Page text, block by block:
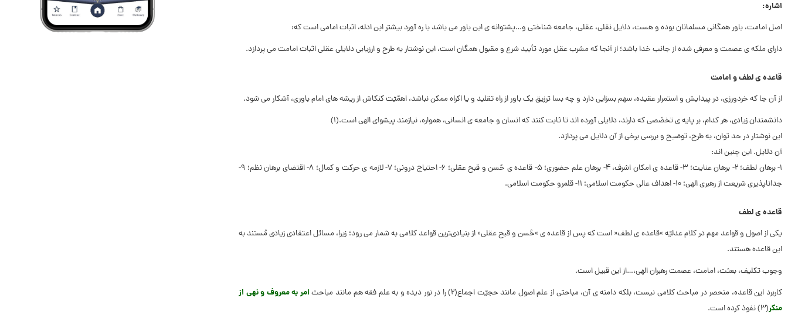
اشاره:
اصل امامت، باور همگانى مسلمانان بوده و هست، دلایل نقلى، عقلى، جامعه شناختى و…پشتوانه ‏ى این باور مى ‏باشد با ره آورد بیشتر این ادله، اثبات امامى است که:
داراى ملکه‏ ى عصمت و معرفى شده از جانب خدا باشد؛ از آنجا که مشرب عقل مورد تأیید شرع و مقبول همگان است، این نوشتار به طرح و ارزیابى دلایلى عقلى اثبات امامت مى ‏پردازد.
قاعده‏ ى لطف و امامت
از آن جا که خردورزى، در پیدایش و استمرار عقیده، سهم بسزایى دارد و چه بسا ترزیق یک باور از راه تقلید و یا اکراه ممکن نباشد، اهمّیّت کنکاش از ریشه ‏هاى امام باورى، آشکار مى ‏شود.
دانشمندان زیادى، هر کدام، بر پایه ‏ى تخصّصى که دارند، دلایلى آورده‏ اند تا ثابت کنند که انسان و جامعه‏ ى انسانى، همواره، نیازمند پیشواى الهى است.(۱)
این نوشتار در حد توان، به طرح، توضیح و بررسى برخى از آن دلایل مى‏ پردازد.
آن دلایل. این چنین‏ اند:
۱- برهان لطف؛ ۲- برهان عنایت؛ ۳- قاعده ‏ى امکان اشرف، ۴- برهان علم حضورى؛ ۵- قاعده ‏ى حُسن و قبح عقلى؛ ۶- احتیاج درونى؛ ۷- لازمه‏ ى حرکت و کمال؛ ۸- اقتضاى برهان نظم؛ ۹-
جداناپذیرى شریعت از رهبرى الهى؛ ۱۰- اهداف عالى حکومت اسلامى؛ ۱۱- قلمرو حکومت اسلامى.
قاعده‏ ى لطف
یکى از اصول و قواعد مهم در کلام عدلیّه »قاعده‏ ى لطف« است که پس از قاعده ‏ى »حُسن و قبح عقلى« از بنیادى‏ترین قواعد کلامى به شمار مى ‏رود؛ زیرا، مسائل اعتقادى زیادى مُستند به
این قاعده هستند.
وجوب تکلیف، بعثت، امامت، عصمت رهبران الهى،…از این قبیل است.
کاربرد این قاعده، منحصر در مباحث کلامى نیست، بلکه دامنه‏ ى آن، مباحثى از علم اصول مانند حجیّت اجماع(۲) را در نور دیده و به علم فقه هم مانند مباحث
امر به معروف و نهى از
منکر(۳) نفوذ کرده است.